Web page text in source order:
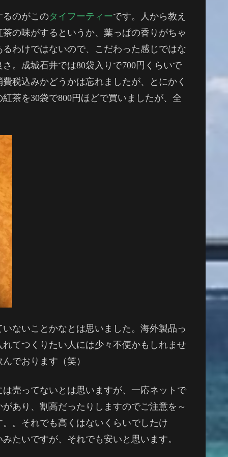
るのがこのタイフーティーです。人から教え
の味がするというか、葉っぱの香りがちゃ
わけではないので、こだわった感じではな
。成城石井では80袋入りで700円くらいで
費税込みかどうかは忘れましたが、とにかく
茶を30袋で800円ほどで買いましたが、全
ないことかなとは思いました。海外製品っ
てつくりたい人には少々不便かもしれませ
でおります（笑）
売ってないとは思いますが、一応ネットで
あり、割高だったりしますのでご注意を～
。それでも高くはないくらいでしたけ
たいですが、それでも安いと思います。